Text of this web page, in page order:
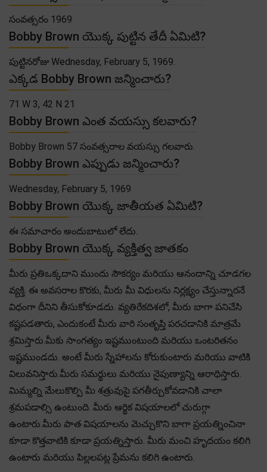
సంవత్సరం 1969
Bobby Brown యొక్క పుట్టిన తేదీ ఏమిటి?
పుట్టినరోజు Wednesday, February 5, 1969.
ఎక్కడ Bobby Brown జన్మించారు?
71 W 3, 42 N 21
Bobby Brown ఎంత వయస్సు కలవారు?
Bobby Brown 57 సంవత్సరాల వయస్సు గలవారు.
Bobby Brown ఎప్పుడు జన్మించారు?
Wednesday, February 5, 1969
Bobby Brown యొక్క జాతీయత ఏమిటి?
ఈ సమాచారం అందుబాటులో లేదు.
Bobby Brown యొక్క వ్యక్తిత్వ జాతకం
మీరు ప్రతిఒక్కదాని ముందు సౌకర్యం మరియు ఆనందాన్ని చూడగల
వ్యక్తి. ఈ అవసరాల కొరకు, మీరు మీ విధులను నిర్లక్ష్యం చేస్తున్నారనే
విధంగా దీనిని తీసుకోకూడదు. వ్యతిరేకదిశలో, మీరు బాగా పనిచేసి
కష్టపడతారు, ఎందుకంటే మీరు వారి సంతృప్తి పరచడానికి మాత్రమే
శ్రమిస్తారు.మీకు సాంగత్యం ఇష్టముంటుంది మరియు ఒంటరితనం
ఇష్టముండదు. అంటే మీరు స్నేహాలను కోరుకుంటారు మరియు వాటికి
విలువనిస్తారు.మీరు సమర్థులు మరియు నైపుణ్యాన్ని ఆరాధిస్తారు.
మిమ్మల్ని మేలుకొల్పి మీ శత్రువుపై పగతీర్చుకోవడానికి చాలా
శ్రమపడాల్సి ఉంటుంది. మీరు ఆర్థిక విషయాలలో చురుగ్గా
ఉంటారు.మీరు పాత విషయాలను మెచ్చుకొని బాగా ప్రయత్నించినా
కూడా కొత్తవాటికి కూడా ప్రయత్నిస్తారు. మీరు మంచి హృదయం కలిగి
ఉంటారు మరియు పిల్లలపట్ల ప్రేమను కలిగి ఉంటారు.